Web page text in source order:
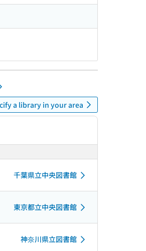
a library in your area
千葉県立中央図書館
東京都立中央図書館
神奈川県立図書館